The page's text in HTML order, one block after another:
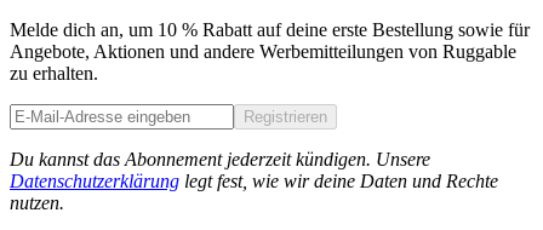
Melde dich an, um 10 % Rabatt auf deine erste Bestellung sowie für
Angebote, Aktionen und andere Werbemitteilungen von Ruggable
zu erhalten.
Registrieren
Du kannst das Abonnement jederzeit kündigen. Unsere
Datenschutzerklärung legt fest, wie wir deine Daten und Rechte
nutzen.